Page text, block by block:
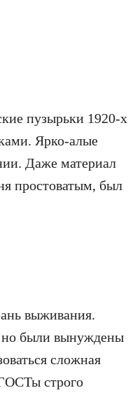
пузырьки 1920-х
Ярко-алые
Даже материал
простоватым, был
выживания.
но были вынуждены
сложная
строго